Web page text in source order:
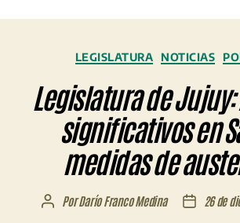
Categorías
LEGISLATURA NOTICIAS
Legislatura de Jujuy:
significativos en
medidas de
AutorPorDarío Franco Medina
Fecha26 de